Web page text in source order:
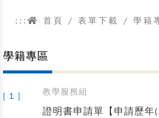
::: 首頁 / 表單下載 / 學籍
學籍專區
[ 1 ] 教學服務組
證明書申請單【申請歷年